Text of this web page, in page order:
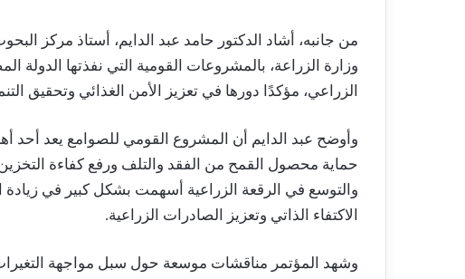
من جانبه، أشاد الدكتور حامد عبد الدايم، أستاذ مركز
وزارة الزراعة، بالمشروعات القومية التي نفذتها الدولة
الزراعي، مؤكدًا دورها في تعزيز الأمن الغذائي وتحقيق
وأوضح عبد الدايم أن المشروع القومي للصوامع يعد أحد
حماية محصول القمح من الفقد والتلف ورفع كفاءة
والتوسع في الرقعة الزراعية أسهمت بشكل كبير في زيادة
الاكتفاء الذاتي وتعزيز الصادرات الزراعية.
وشهد المؤتمر مناقشات موسعة حول سبل مواجهة التغيرات